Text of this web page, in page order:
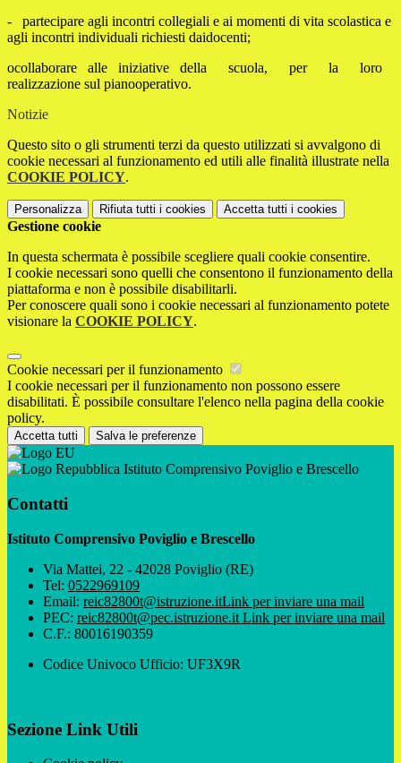
- partecipare agli incontri collegiali e ai momenti di vita scolastica e
agli incontri individuali richiesti daidocenti;
ocollaborare alle iniziative della scuola, per la loro
realizzazione sul pianooperativo.
Notizie
Questo sito o gli strumenti terzi da questo utilizzati si avvalgono di
cookie necessari al funzionamento ed utili alle finalità illustrate nella
COOKIE POLICY.
Personalizza Rifiuta tutti i cookies Accetta tutti i cookies
Gestione cookie
In questa schermata è possibile scegliere quali cookie consentire.
I cookie necessari sono quelli che consentono il funzionamento della
piattaforma e non è possibile disabilitarli.
Per conoscere quali sono i cookie necessari al funzionamento potete
visionare la COOKIE POLICY.
Cookie necessari per il funzionamento
I cookie necessari per il funzionamento non possono essere
disabilitati. È possibile consultare l'elenco nella pagina della cookie
policy.
Accetta tutti Salva le preferenze
Istituto Comprensivo Poviglio e Brescello
Contatti
Istituto Comprensivo Poviglio e Brescello
Via Mattei, 22 - 42028 Poviglio (RE)
Tel: 0522969109
Email: reic82800t@istruzione.itLink per inviare una mail
PEC: reic82800t@pec.istruzione.it Link per inviare una mail
C.F.: 80016190359
Codice Univoco Ufficio: UF3X9R
Sezione Link Utili